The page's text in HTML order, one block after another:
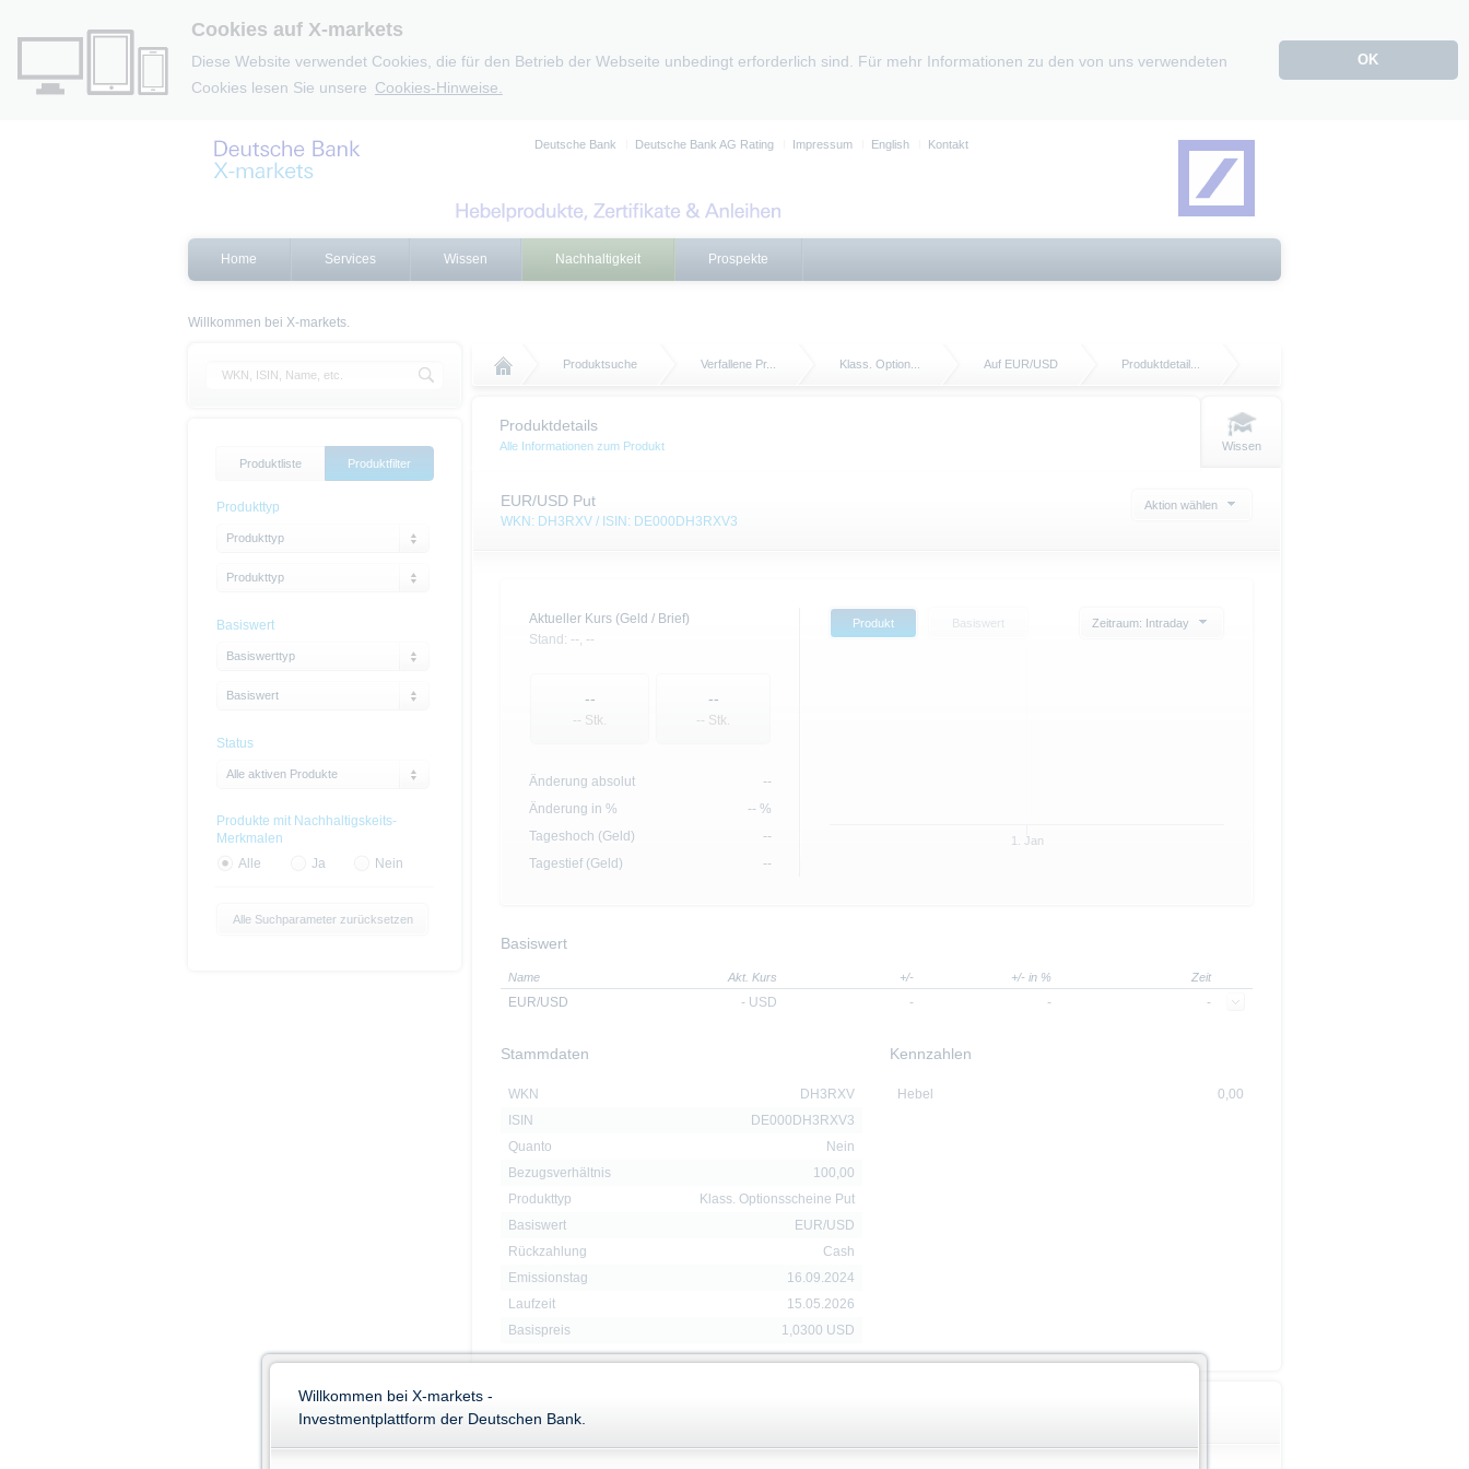
Cookies auf X-markets
Diese Website verwendet Cookies, die für den Betrieb der Webseite unbedingt erforderlich sind. Für mehr Informationen zu den von uns verwendeten
Cookies lesen Sie unsere Cookies-Hinweise.
OK
Deutsche Bank Deutsche Bank AG Rating Impressum English Kontakt
Home Services Wissen Nachhaltigkeit Prospekte
Willkommen bei X-markets.
Produktsuche Verfallene Pr... Klass. Option... Auf EUR/USD Produktdetail...
Produktdetails
Alle Informationen zum Produkt Wissen
EUR/USD Put
WKN: DH3RXV / ISIN: DE000DH3RXV3
Aktion wählen
Aktueller Kurs (Geld / Brief)
Stand: --, --
--
-- Stk.
--
-- Stk.
Änderung absolut
--
Änderung in %
-- %
Tageshoch (Geld)
--
Tagestief (Geld)
--
Produkt Basiswert Zeitraum: Intraday
1. Jan
Basiswert
Name Akt. Kurs +/- +/- in % Zeit
EUR/USD - USD - - -
Stammdaten
WKN
DH3RXV
ISIN
DE000DH3RXV3
Quanto
Nein
Bezugsverhältnis
100,00
Produkttyp
Klass. Optionsscheine Put
Basiswert
EUR/USD
Rückzahlung
Cash
Emissionstag
16.09.2024
Laufzeit
15.05.2026
Basispreis
1,0300 USD
Kennzahlen
Hebel 0,00
Downloads
Produktliste Produktfilter
Produkttyp
Produkttyp
Produkttyp
Basiswert
Basiswerttyp
Basiswert
Status
Alle aktiven Produkte
Produkte mit Nachhaltigskeits-
Merkmalen
Alle
Ja Nein
Alle Suchparameter zurücksetzen
Willkommen bei X-markets -
Investmentplattform der Deutschen Bank.